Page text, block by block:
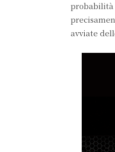
probabilità
avviate